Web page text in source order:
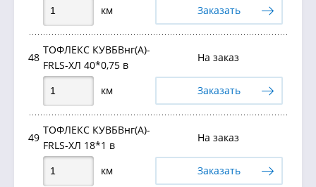
км Заказать
48
ТОФЛЕКС КУВБВнг(А)-
FRLS-ХЛ 40*0,75 в
На заказ
км Заказать
49
ТОФЛЕКС КУВБВнг(А)-
FRLS-ХЛ 18*1 в
На заказ
км Заказать